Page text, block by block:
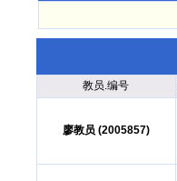
教员.编号
廖教员 (2005857)